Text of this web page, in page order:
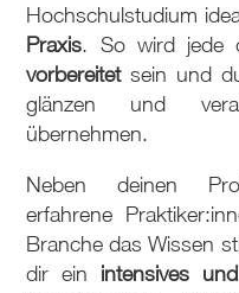
Hochschulstudium
Praxis. So wird jede
vorbereitetsein und
glänzen und
übernehmen.
Neben deinen
erfahrene
Branche das Wissen
dir ein intensives